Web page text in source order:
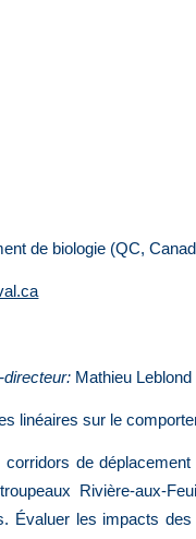
de biologie (QC,
directeur: Mathieu Leblond
linéaires sur le
corridors de
Rivière-aux-
Évaluer les impacts